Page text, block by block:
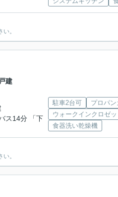
。
建
ス14分 「下
駐車2台可 プロパン
ウォークインクロゼッ
食器洗い乾燥機
。